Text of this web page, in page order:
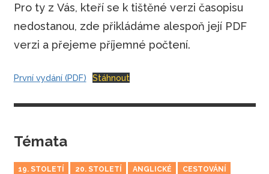
Pro ty z Vás, kteří se k tištěné verzi časopisu
nedostanou, zde přikládáme alespoň její PDF
verzi a přejeme příjemné počtení.
První vydání (PDF) Stáhnout
Témata
19. STOLETÍ 20. STOLETÍ ANGLICKÉ CESTOVÁNÍ